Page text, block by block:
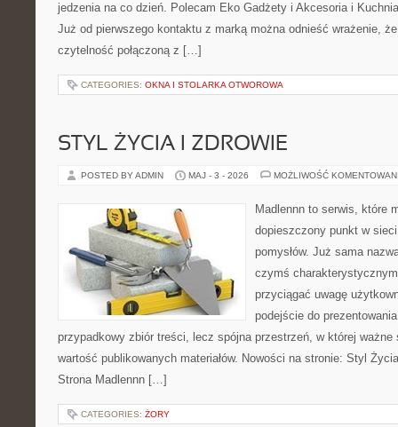
jedzenia na co dzień. Polecam Eko Gadżety i Akcesoria i
Już od pierwszego kontaktu z marką można odnieść wrażenie,
czytelność połączoną z […]
CATEGORIES: OKNA I STOLARKA OTWOROWA
STYL ŻYCIA I ZDROWIE
POSTED BY ADMIN MAJ - 3 - 2026 MOŻLIWOŚĆ
Madlennn to serwis, które
dopieszczony punkt w
pomysłów. Już sama
czymś
przyciągać uwagę
podejście do
przypadkowy zbiór treści, lecz spójna przestrzeń, w której
wartość publikowanych materiałów. Nowości na stronie: Styl
Strona Madlennn […]
CATEGORIES: ŻORY